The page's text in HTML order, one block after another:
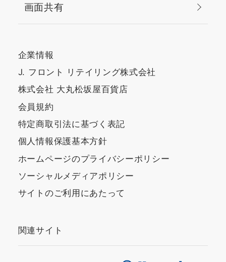
画面共有
企業情報
J. フロント リテイリング株式会社
株式会社 大丸松坂屋百貨店
会員規約
特定商取引法に基づく表記
個人情報保護基本方針
ホームページのプライバシーポリシー
ソーシャルメディアポリシー
サイトのご利用にあたって
関連サイト